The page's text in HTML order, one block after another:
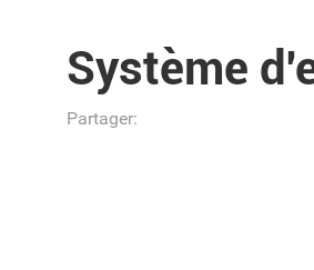
Système
Partager: